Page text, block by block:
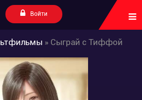
Войти
» Сыграй с Тиффой